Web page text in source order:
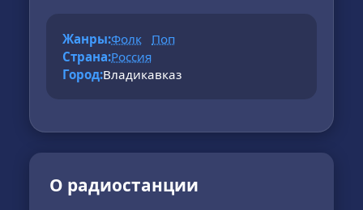
Жанры:Фолк
Поп
Страна:Россия
Город:Владикавказ
О радиостанции